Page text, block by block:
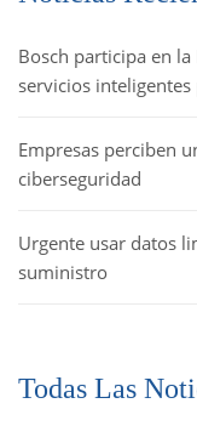
Bosch participa en
servicios inteligentes
Empresas perciben
ciberseguridad
Urgente usar datos
suministro
Todas Las